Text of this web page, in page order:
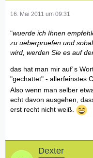
16. Mai 2011 um 09:31
"wuerde ich Ihnen
zu ueberpruefen und
wird, werden Sie es auf
das hat man mir auf´s
"gechattet" - allerfeinstes
Also wenn man selber
echt davon ausgehen,
erst recht nicht weiß.
Dexter